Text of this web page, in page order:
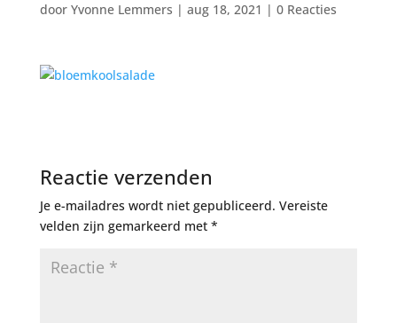
door Yvonne Lemmers | aug 18, 2021 | 0 Reacties
Reactie verzenden
Je e-mailadres wordt niet gepubliceerd. Vereiste
velden zijn gemarkeerd met *